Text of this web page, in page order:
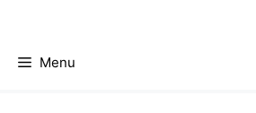
contentMenu